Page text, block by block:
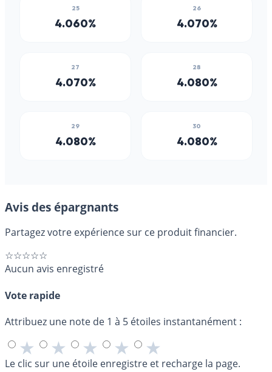
Avis des épargnants
Partagez votre expérience sur ce produit financier.
☆☆☆☆☆
Aucun avis enregistré
Vote rapide
Attribuez une note de 1 à 5 étoiles instantanément :
★ ★ ★ ★ ★
Le clic sur une étoile enregistre et recharge la page.